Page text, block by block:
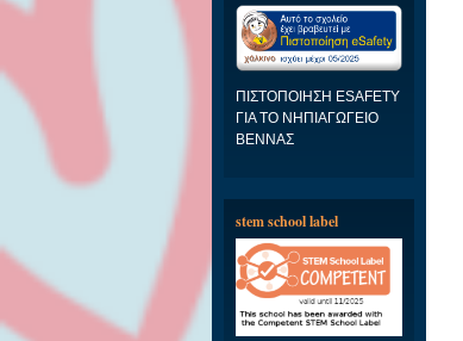
ΠΙΣΤΟΠΟΙΗΣΗ ESAFETY
ΓΙΑ ΤΟ ΝΗΠΙΑΓΩΓΕΙΟ
ΒΕΝΝΑΣ
stem school label